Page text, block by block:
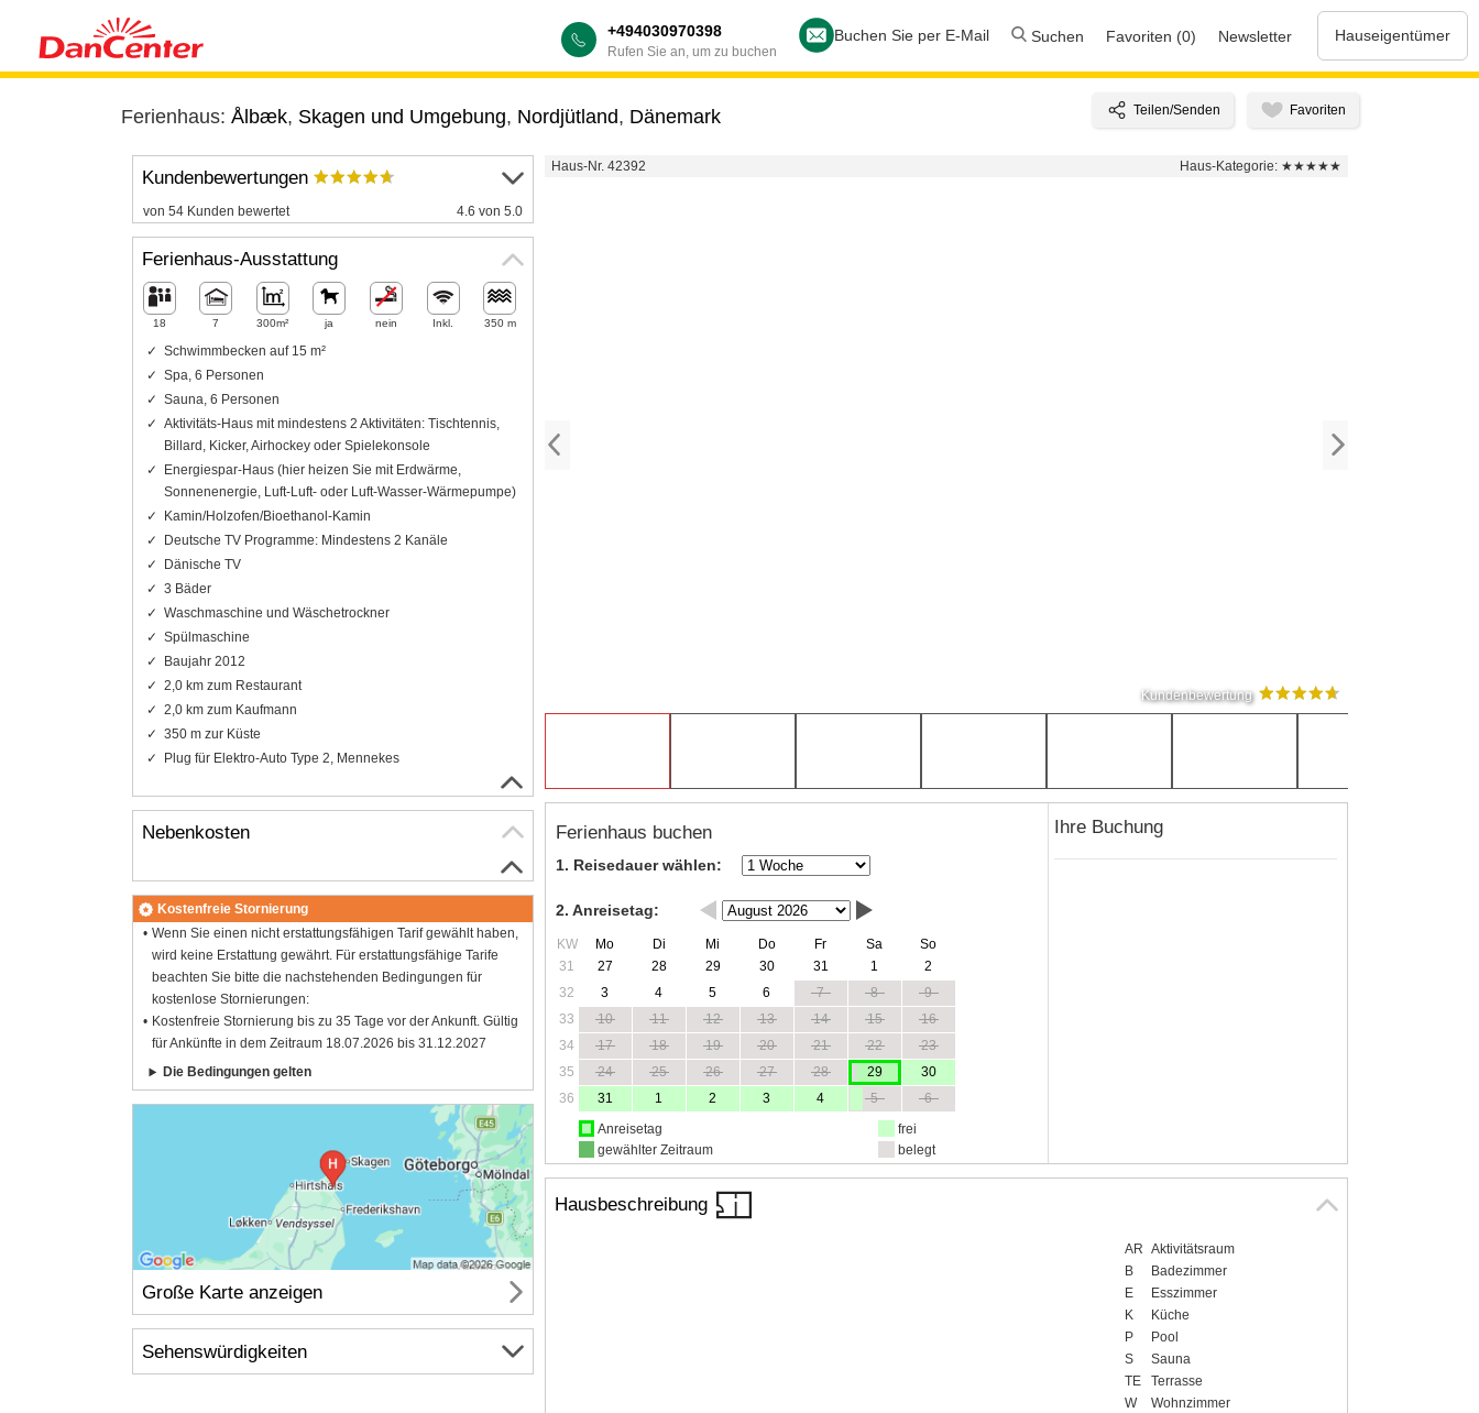
+494030970398
Rufen Sie an, um zu buchen
Buchen Sie per E-Mail Suchen Favoriten (0) Newsletter Hauseigentümer
Ferienhaus: Ålbæk, Skagen und Umgebung, Nordjütland, Dänemark
Haus-Nr. 42392 Haus-Kategorie: ★★★★★
Kundenbewertung
Ferienhaus buchen
1. Reisedauer wählen:
2. Anreisetag:
KW Mo Di Mi Do Fr Sa
So
31
27 28 29 30 31 1
2
32
3 4 5 6 7 8
9
33
10 11 12 13 14 15
16
34
17 18 19 20 21 22
23
35
24 25 26 27 28 29
30
36
31 1 2 3 4 5
6
Anreisetag
gewählter Zeitraum
frei
belegt
Ihre Buchung
Hausbeschreibung
AR Aktivitätsraum
B
Badezimmer
E
Esszimmer
K
Küche
P
Pool
S
Sauna
TE
Terrasse
W
Wohnzimmer
Kundenbewertungen
von 54 Kunden bewertet 4.6 von 5.0
Ferienhaus-Ausstattung
18 7 300m² ja nein Inkl. 350 m
Schwimmbecken auf 15 m²
Spa, 6 Personen
Sauna, 6 Personen
Aktivitäts-Haus mit mindestens 2 Aktivitäten: Tischtennis,
Billard, Kicker, Airhockey oder Spielekonsole
Energiespar-Haus (hier heizen Sie mit Erdwärme,
Sonnenenergie, Luft-Luft- oder Luft-Wasser-Wärmepumpe)
Kamin/Holzofen/Bioethanol-Kamin
Deutsche TV Programme: Mindestens 2 Kanäle
Dänische TV
3 Bäder
Waschmaschine und Wäschetrockner
Spülmaschine
Baujahr 2012
2,0 km zum Restaurant
2,0 km zum Kaufmann
350 m zur Küste
Plug für Elektro-Auto Type 2, Mennekes
Nebenkosten
Kostenfreie Stornierung
Wenn Sie einen nicht erstattungsfähigen Tarif gewählt haben,
wird keine Erstattung gewährt. Für erstattungsfähige Tarife
beachten Sie bitte die nachstehenden Bedingungen für
kostenlose Stornierungen:
Kostenfreie Stornierung bis zu 35 Tage vor der Ankunft. Gültig
für Ankünfte in dem Zeitraum 18.07.2026 bis 31.12.2027
Die Bedingungen gelten
Große Karte anzeigen
Sehenswürdigkeiten